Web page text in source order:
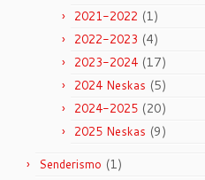
2021-2022 (1)
2022-2023 (4)
2023-2024 (17)
2024 Neskas (5)
2024-2025 (20)
2025 Neskas (9)
Senderismo (1)